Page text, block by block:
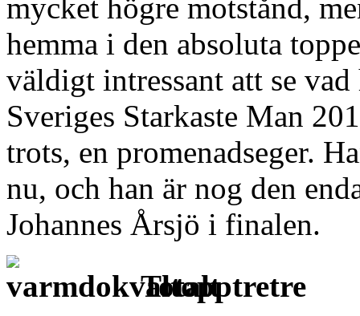
mycket högre motstånd,
hemma i den absoluta
väldigt intressant att se
Sveriges Starkaste Man
trots, en promenadseger.
nu, och han är nog den
Johannes Årsjö i finalen.
Totalt